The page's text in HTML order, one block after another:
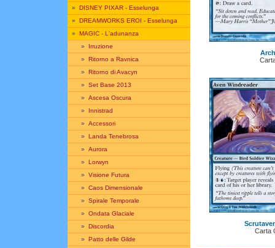
» DISNEY PIXAR - Esselunga
» DREAMWORKS EROI - Esselunga
» MAGIC - L'adunanza
» Irruzione
» Ritorno a Ravnica
» Ritorno di Avacyn
» Set Base 2013
» Ascesa Oscura
» Innistrad
» Accessori
» Landa Tenebrosa
» Aurora
» Lorwyn
» Visione Futura
» Caos Dimensionale
» Spirale Temporale
» Ondata Glaciale
» Discordia
» Patto delle Gilde
Carta